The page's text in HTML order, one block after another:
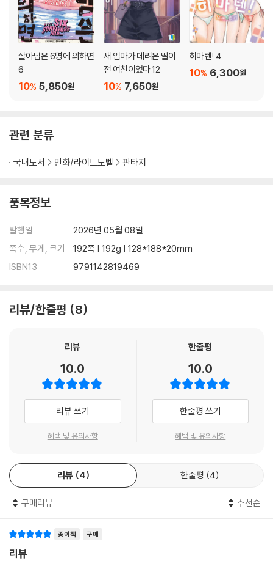
살아남은 6명에 의하면
6
5,850원
10%
새 엄마가 데려온 딸이
전 여친이었다 12
7,650원
10%
히마텐! 4
6,300원
10%
관련 분류
국내도서 만화/라이트노벨 판타지
품목정보
발행일
2026년 05월 08일
쪽수, 무게, 크기
192쪽 | 192g | 128*188*20mm
ISBN13
9791142819469
리뷰/한줄평 8
리뷰
10.0
리뷰 쓰기
혜택 및 유의사항
한줄평
10.0
한줄평 쓰기
혜택 및 유의사항
리뷰 4 한줄평 4
구매리뷰 추천순
종이책 구매
리뷰